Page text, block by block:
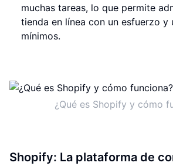
muchas tareas, lo que permite
tienda en línea con un esfuerzo y
mínimos.
¿Qué es Shopify y cómo
Shopify: La plataforma de